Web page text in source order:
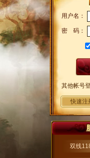
用户名：
密 码：
其他帐号
快速注
双线